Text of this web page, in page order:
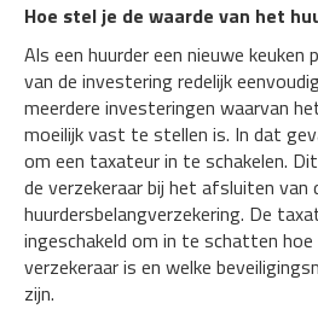
Hoe stel je de waarde van het
Als een huurder een nieuwe
van de investering redelijk
meerdere investeringen waarvan
moeilijk vast te stellen is. In dat
om een taxateur in te schakelen.
de verzekeraar bij het afsluiten van
huurdersbelangverzekering. De
ingeschakeld om in te schatten
verzekeraar is en welke
zijn.